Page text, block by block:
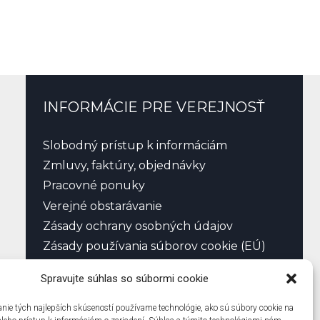
Spravujte súhlas so súbormi cookie
tých najlepších skúseností používame technológie, ako sú súbory cookie na
INFORMÁCIE PRE VEREJNOSŤ
Slobodný prístup k informáciám
Zmluvy, faktúry, objednávky
Pracovné ponuky
Verejné obstarávanie
Zásady ochrany osobných údajov
Zásady používania súborov cookie (EÚ)